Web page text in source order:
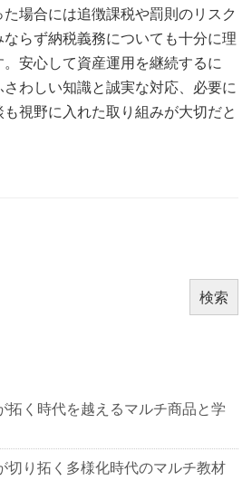
場合には追徴課税や罰則のリスク
らず納税義務についても十分に理
安心して資産運用を継続するに
わしい知識と誠実な対応、必要に
視野に入れた取り組みが大切だと
検索
拓く時代を越えるマルチ商品と学
切り拓く多様化時代のマルチ教材